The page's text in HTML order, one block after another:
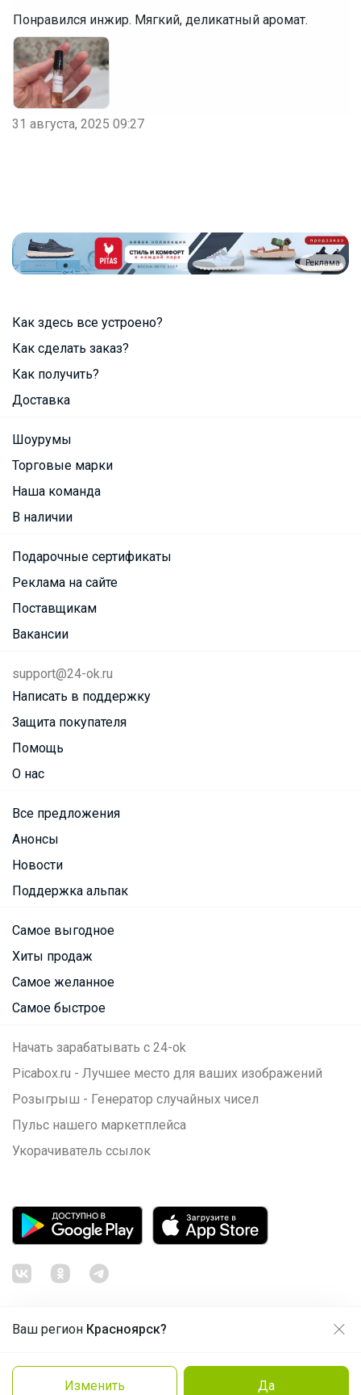
Ваш регион Красноярск?
Изменить Да
Понравился инжир. Мягкий, деликатный аромат.
31 августа, 2025 09:27
Реклама
Как здесь все устроено?
Как сделать заказ?
Как получить?
Доставка
Шоурумы
Торговые марки
Наша команда
В наличии
Подарочные сертификаты
Реклама на сайте
Поставщикам
Вакансии
support@24-ok.ru
Написать в поддержку
Защита покупателя
Помощь
О нас
Все предложения
Анонсы
Новости
Поддержка альпак
Самое выгодное
Хиты продаж
Самое желанное
Самое быстрое
Начать зарабатывать с 24-ok
Picabox.ru - Лучшее место для ваших изображений
Розыгрыш - Генератор случайных чисел
Пульс нашего маркетплейса
Укорачиватель ссылок
Политика конфиденциальности
Продолжая использовать этот сайт и нажимая кнопку